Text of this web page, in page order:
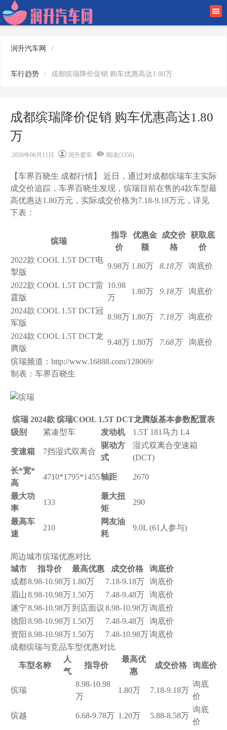
首页
润升新闻
车行趋势
车业百科
金融有车
润升汽车网 /
车行趋势 / 成都缤瑞降价促销 购车优惠高达1.80万
成都缤瑞降价促销 购车优惠高达1.80
万
2026年06月11日 润升爱车 阅读(3356)
【车界百晓生 成都行情】 近日，通过对成都缤瑞车主实际
成交价追踪，车界百晓生发现，缤瑞目前在售的4款车型最
高优惠达1.80万元，实际成交价格为7.18-9.18万元，详见
下表：
缤瑞
指导
价
优惠金
额
成交价
格
获取底
价
2022款 COOL 1.5T DCT电
掣版
9.98万 1.80万 8.18万 询底价
2022款 COOL 1.5T DCT雷
霆版
10.98
万
1.80万 9.18万 询底价
2024款 COOL 1.5T DCT冠
军版
8.98万 1.80万 7.18万 询底价
2024款 COOL 1.5T DCT龙
腾版
9.48万 1.80万 7.68万 询底价
缤瑞频道：http://www.16888.com/128069/
制表：车界百晓生
缤瑞 2024款 缤瑞COOL 1.5T DCT龙腾版基本参数配置表
级别
紧凑型车 发动机 1.5T 181马力 L4
变速箱 7挡湿式双离合
驱动方
式
湿式双离合变速箱
(DCT)
长*宽*
高
4710*1795*1455轴距 2670
最大功
率
133
最大扭
矩
290
最高车
速
210
网友油
耗
9.0L (61人参与)
周边城市缤瑞优惠对比
城市
指导价 最高优惠 成交价格
询底价
成都8.98-10.98万1.80万 7.18-9.18万 询底价
眉山8.98-10.98万1.50万 7.48-9.48万 询底价
遂宁8.98-10.98万到店面议8.98-10.98万询底价
德阳 8.98-10.98万1.50万 7.48-9.48万 询底价
资阳 8.98-10.98万1.50万 7.48-10.98万询底价
成都缤瑞与竞品车型优惠对比
车型名称
人
气
指导价
最高优
惠
成交价格 询底价
缤瑞
8.98-10.98
万
1.80万 7.18-9.18万
询底
价
缤越 6.68-9.78万 1.20万 5.88-8.58万
询底
价